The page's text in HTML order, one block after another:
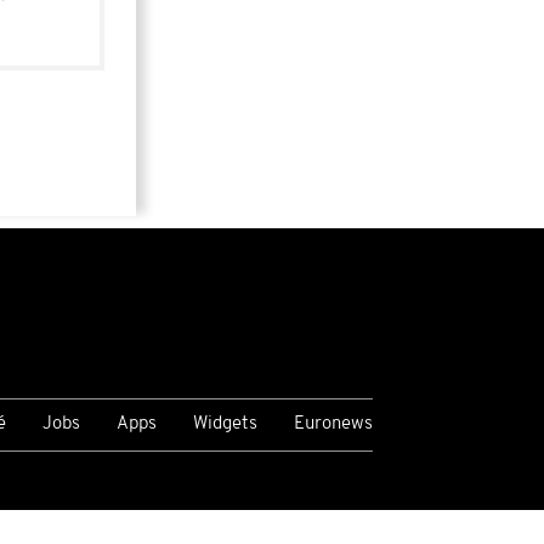
Jobs Apps Widgets Euronews